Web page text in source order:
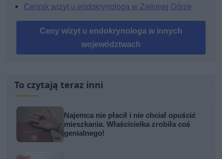
Cennik wizyt u endokrynologa w Zielonej Górze
Ceny wizyt u endokrynologa w innych
województwach
To czytają teraz inni
Najemca nie płacił i nie chciał opuścić
mieszkania. Właścicielka zrobiła coś
genialnego!